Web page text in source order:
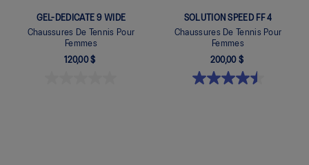
GEL-DEDICATE 9 WIDE
Chaussures De Tennis Pour
Femmes
120,00 $
SOLUTION SPEED FF 4
Chaussures De Tennis Pour
Femmes
200,00 $